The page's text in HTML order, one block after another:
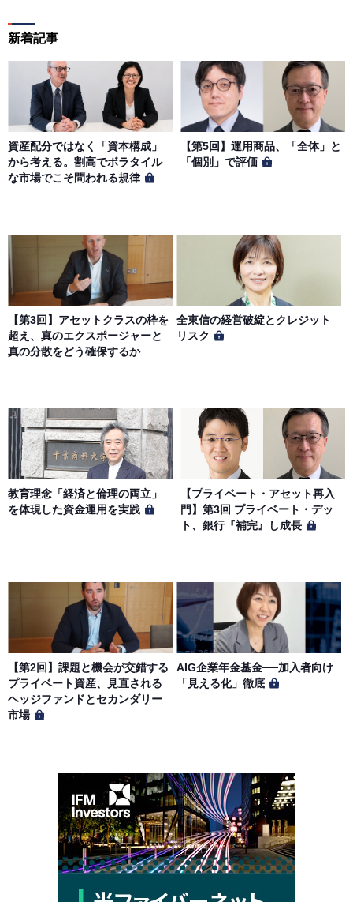
新着記事
資産配分ではなく「資本構成」
から考える。割高でボラタイル
な市場でこそ問われる規律
【第5回】運用商品、「全体」と
「個別」で評価
【第3回】アセットクラスの枠を
超え、真のエクスポージャーと
真の分散をどう確保するか
全東信の経営破綻とクレジット
リスク
教育理念「経済と倫理の両立」
を体現した資金運用を実践
【プライベート・アセット再入
門】第3回 プライベート・デッ
ト、銀行『補完』し成長
【第2回】課題と機会が交錯する
プライベート資産、見直される
ヘッジファンドとセカンダリー
市場
AIG企業年金基金──加入者向け
「見える化」徹底